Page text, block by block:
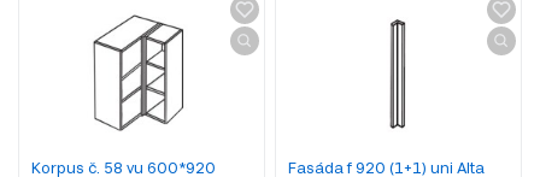
Korpus č. 58 vu 600*920
Fasáda f 920 (1+1) uni Alta